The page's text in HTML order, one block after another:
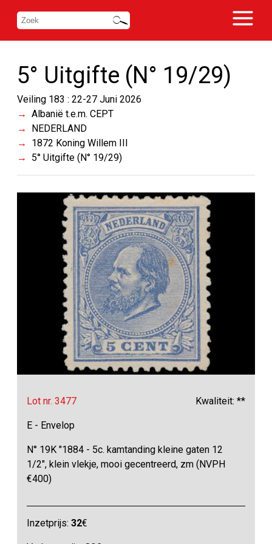
5° Uitgifte (N° 19/29)
Veiling 183 : 22-27 Juni 2026
Albanië t.e.m. CEPT
NEDERLAND
1872 Koning Willem III
5° Uitgifte (N° 19/29)
Lot nr. 3477 Kwaliteit: **
E - Envelop
N° 19K "1884 - 5c. kamtanding kleine gaten 12
1/2", klein vlekje, mooi gecentreerd, zm (NVPH
€400)
Inzetprijs:32€